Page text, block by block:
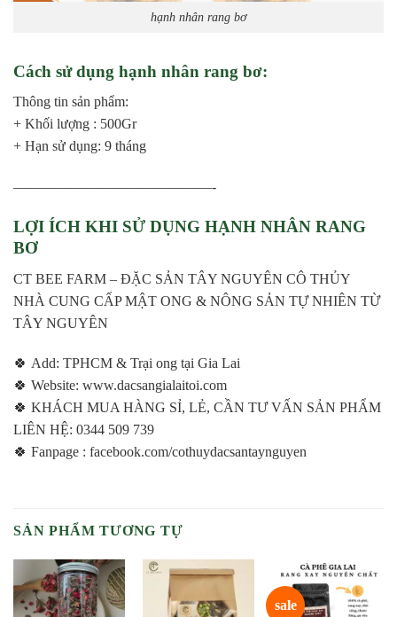
hạnh nhân rang bơ
Cách sử dụng hạnh nhân rang bơ:
Thông tin sản phẩm:
+ Khối lượng : 500Gr
+ Hạn sử dụng: 9 tháng
——————————————-
LỢI ÍCH KHI SỬ DỤNG HẠNH NHÂN RANG
BƠ
CT BEE FARM – ĐẶC SẢN TÂY NGUYÊN CÔ THỦY
NHÀ CUNG CẤP MẬT ONG & NÔNG SẢN TỰ NHIÊN TỪ
TÂY NGUYÊN
🍀 Add: TPHCM & Trại ong tại Gia Lai
🍀 Website: www.dacsangialaitoi.com
🍀 KHÁCH MUA HÀNG SỈ, LẺ, CẦN TƯ VẤN SẢN PHẨM
LIÊN HỆ: 0344 509 739
🍀 Fanpage : facebook.com/cothuydacsantaynguyen
SẢN PHẨM TƯƠNG TỰ
sale